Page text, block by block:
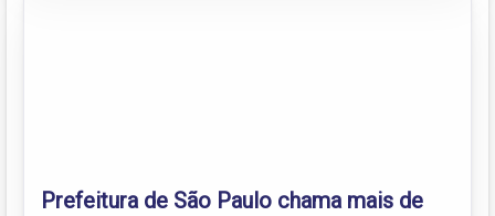
Prefeitura de São Paulo chama mais de